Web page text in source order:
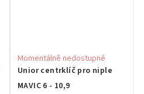
Unior centrklíč pro niple
MAVIC 6 - 10,9
Momentálně nedostupné